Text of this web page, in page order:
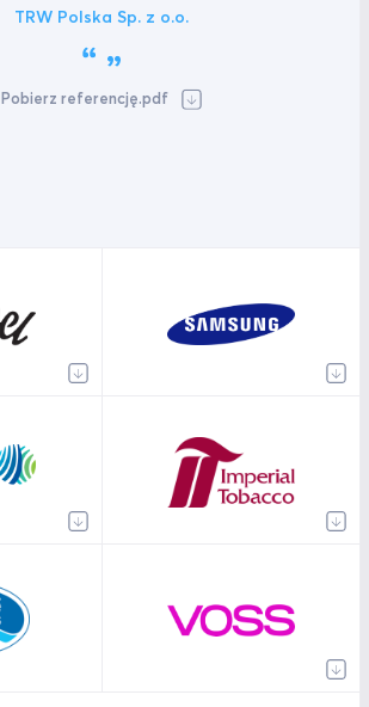
TRW Polska Sp. z o.o.
Pobierz referencję.pdf